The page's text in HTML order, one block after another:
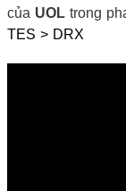
của UOL trong
TES > DRX